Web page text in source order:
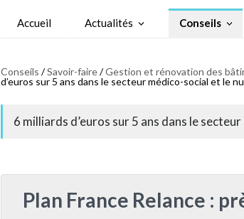
Accueil Actualités Conseils
Conseils /Savoir-faire/Gestion et rénovation des
d’euros sur 5 ans dans le secteur médico-social et le
6 milliards d’euros sur 5 ans dans le
Plan France Relance :